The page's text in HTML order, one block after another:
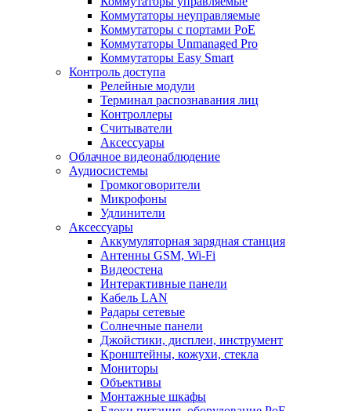
Коммутаторы неуправляемые
Коммутаторы с портами PoE
Коммутаторы Unmanaged Pro
Коммутаторы Easy Smart
Контроль доступа
Релейные модули
Терминал распознавания лиц
Контроллеры
Считыватели
Аксессуары
Облачное видеонаблюдение
Аудиосистемы
Громкоговорители
Микрофоны
Удлинители
Аксессуары
Аккумуляторная зарядная станция
Антенны GSM, Wi-Fi
Видеостена
Интерактивные панели
Кабель LAN
Радары сетевые
Солнечные панели
Джойстики, дисплеи, инструмент
Кронштейны, кожухи, стекла
Мониторы
Объективы
Монтажные шкафы